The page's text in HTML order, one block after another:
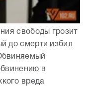
свободы грозит
до смерти избил
в
вреда